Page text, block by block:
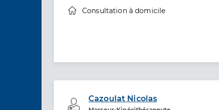
informations relatives à la
Consultation à domicile
Cazoulat Nicolas
Professionel de santé